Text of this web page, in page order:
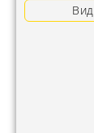
Вид